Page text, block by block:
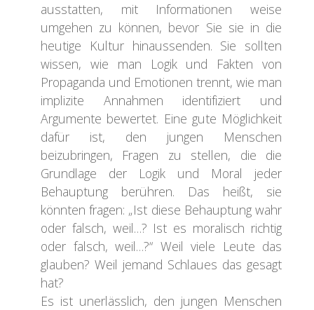
ausstatten, mit Informationen weise
umgehen zu können, bevor Sie sie in die
heutige Kultur hinaussenden. Sie sollten
wissen, wie man Logik und Fakten von
Propaganda und Emotionen trennt, wie man
implizite Annahmen identifiziert und
Argumente bewertet. Eine gute Möglichkeit
dafür ist, den jungen Menschen
beizubringen, Fragen zu stellen, die die
Grundlage der Logik und Moral jeder
Behauptung berühren. Das heißt, sie
könnten fragen: „Ist diese Behauptung wahr
oder falsch, weil…? Ist es moralisch richtig
oder falsch, weil…?“ Weil viele Leute das
glauben? Weil jemand Schlaues das gesagt
hat?
Es ist unerlässlich, den jungen Menschen